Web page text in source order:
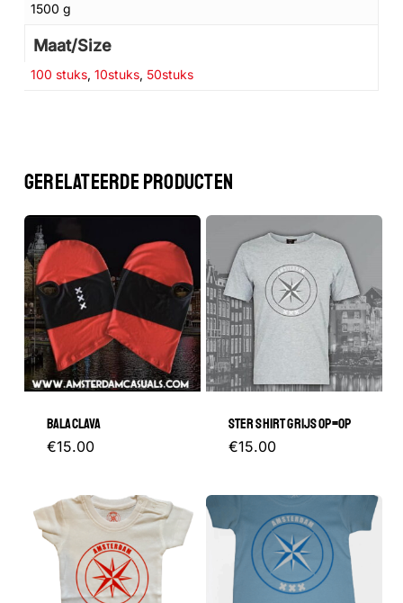
Geen producten in de winkelwagen.
1500 g
Maat/Size
100 stuks, 10stuks, 50stuks
GERELATEERDE PRODUCTEN
BALACLAVA
€15.00
STER SHIRT GRIJS OP=OP
€15.00
variaties.
Deze